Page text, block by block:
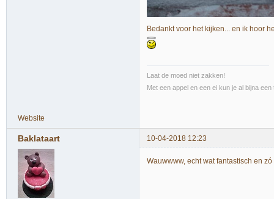
Bedankt voor het kijken... en ik hoor
Laat de moed niet zakken!
Met een appel en een ei kun je al bijna
Website
Baklataart 10-04-2018 12:23
Wauwwww, echt wat fantastisch en